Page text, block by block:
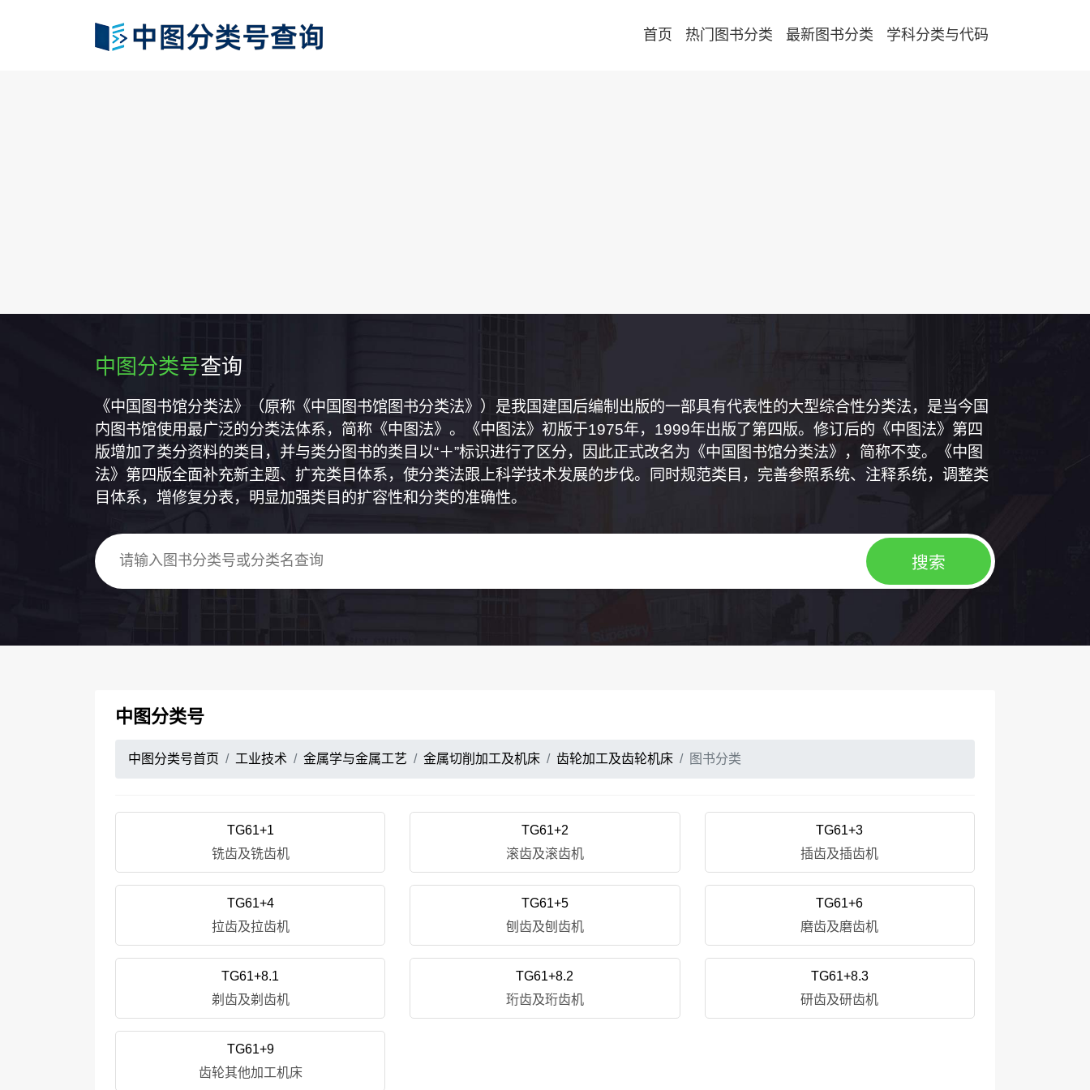
首页 热门图书分类 最新图书分类 学科分类与代码
中图分类号查询
《中国图书馆分类法》（原称《中国图书馆图书分类法》）是我国建国后编制出版的一部具有代表性的大型综合性分类法，是当今国
内图书馆使用最广泛的分类法体系，简称《中图法》。《中图法》初版于1975年，1999年出版了第四版。修订后的《中图法》第四
版增加了类分资料的类目，并与类分图书的类目以“＋”标识进行了区分，因此正式改名为《中国图书馆分类法》，简称不变。《中图
法》第四版全面补充新主题、扩充类目体系，使分类法跟上科学技术发展的步伐。同时规范类目，完善参照系统、注释系统，调整类
目体系，增修复分表，明显加强类目的扩容性和分类的准确性。
中图分类号
中图分类号首页 工业技术 金属学与金属工艺 金属切削加工及机床 齿轮加工及齿轮机床 图书分类
TG61+1
铣齿及铣齿机
TG61+2
滚齿及滚齿机
TG61+3
插齿及插齿机
TG61+4
拉齿及拉齿机
TG61+5
刨齿及刨齿机
TG61+6
磨齿及磨齿机
TG61+8.1
剃齿及剃齿机
TG61+8.2
珩齿及珩齿机
TG61+8.3
研齿及研齿机
TG61+9
齿轮其他加工机床